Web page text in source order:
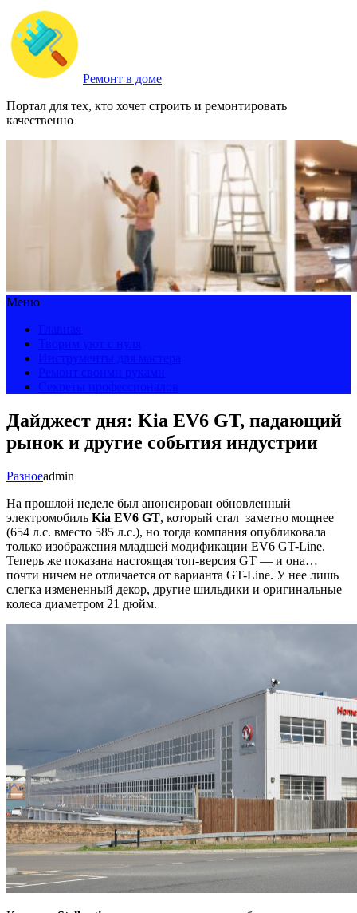
Ремонт в доме
Портал для тех, кто хочет строить и ремонтировать
качественно
Меню
Дайджест дня: Kia EV6 GT, падающий
рынок и другие события индустрии
Разноеadmin
На прошлой неделе был анонсирован обновленный
электромобиль Kia EV6 GT, который стал заметно мощнее
(654 л.с. вместо 585 л.с.), но тогда компания опубликовала
только изображения младшей модификации EV6 GT-Line.
Теперь же показана настоящая топ-версия GT — и она…
почти ничем не отличается от варианта GT-Line. У нее лишь
слегка измененный декор, другие шильдики и оригинальные
колеса диаметром 21 дюйм.